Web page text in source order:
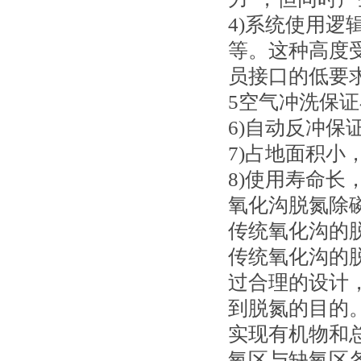
4)系统使用逻
等。这种高度
员接口的低要
5空气冲洗保
6)自动反冲保
7)占地面积小
8)使用寿命长
氧化沟脱氮除
传统氧化沟的
传统氧化沟的
过合理的设计
到脱氮的目的
实现有机物和